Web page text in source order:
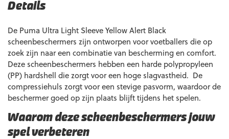
Details
De Puma Ultra Light Sleeve Yellow Alert Black
scheenbeschermers zijn ontworpen voor voetballers die op
zoek zijn naar een combinatie van bescherming en comfort.
Deze scheenbeschermers hebben een harde polypropyleen
(PP) hardshell die zorgt voor een hoge slagvastheid. De
compressiehuls zorgt voor een stevige pasvorm, waardoor de
beschermer goed op zijn plaats blijft tijdens het spelen.
Waarom deze scheenbeschermers jouw
spel verbeteren